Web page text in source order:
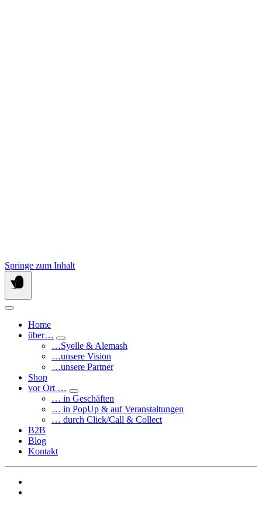
Springe zum Inhalt
Home
über…
…Syelle & Alemash
…unsere Vision
…unsere Partner
Shop
vor Ort …
… in Geschäften
… in PopUp & auf Veranstaltungen
… durch Click/Call & Collect
B2B
Blog
Kontakt